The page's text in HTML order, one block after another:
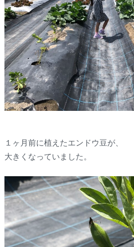
１ヶ月前に植えたエンドウ豆が、
大きくなっていました。